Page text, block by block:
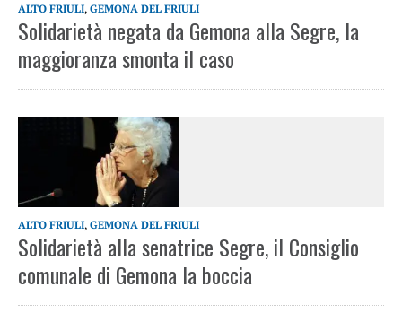
ALTO FRIULI, GEMONA DEL FRIULI
Solidarietà negata da Gemona alla Segre, la
maggioranza smonta il caso
ALTO FRIULI, GEMONA DEL FRIULI
Solidarietà alla senatrice Segre, il Consiglio
comunale di Gemona la boccia